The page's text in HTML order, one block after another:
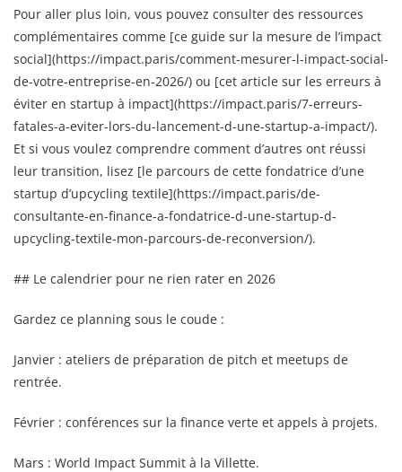
Pour aller plus loin, vous pouvez consulter des ressources
complémentaires comme [ce guide sur la mesure de l’impact
social](https://impact.paris/comment-mesurer-l-impact-social-
de-votre-entreprise-en-2026/) ou [cet article sur les erreurs à
éviter en startup à impact](https://impact.paris/7-erreurs-
fatales-a-eviter-lors-du-lancement-d-une-startup-a-impact/).
Et si vous voulez comprendre comment d’autres ont réussi
leur transition, lisez [le parcours de cette fondatrice d’une
startup d’upcycling textile](https://impact.paris/de-
consultante-en-finance-a-fondatrice-d-une-startup-d-
upcycling-textile-mon-parcours-de-reconversion/).
## Le calendrier pour ne rien rater en 2026
Gardez ce planning sous le coude :
Janvier : ateliers de préparation de pitch et meetups de
rentrée.
Février : conférences sur la finance verte et appels à projets.
Mars : World Impact Summit à la Villette.